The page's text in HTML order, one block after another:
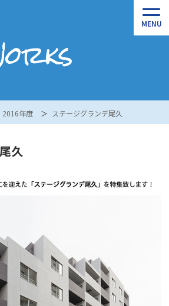
2016年度 ステージグランデ尾久
久